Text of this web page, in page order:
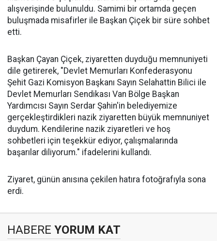
alışverişinde bulunuldu. Samimi bir ortamda geçen
buluşmada misafirler ile Başkan Çiçek bir süre sohbet
etti.
Başkan Çayan Çiçek, ziyaretten duyduğu memnuniyeti
dile getirerek, "Devlet Memurları Konfederasyonu
Şehit Gazi Komisyon Başkanı Sayın Selahattin Bilici ile
Devlet Memurları Sendikası Van Bölge Başkan
Yardımcısı Sayın Serdar Şahin'in belediyemize
gerçekleştirdikleri nazik ziyaretten büyük memnuniyet
duydum. Kendilerine nazik ziyaretleri ve hoş
sohbetleri için teşekkür ediyor, çalışmalarında
başarılar diliyorum." ifadelerini kullandı.
Ziyaret, günün anısına çekilen hatıra fotoğrafıyla sona
erdi.
HABERE YORUM KAT